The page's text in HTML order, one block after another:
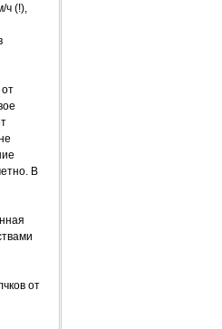
ч (!),
В
от